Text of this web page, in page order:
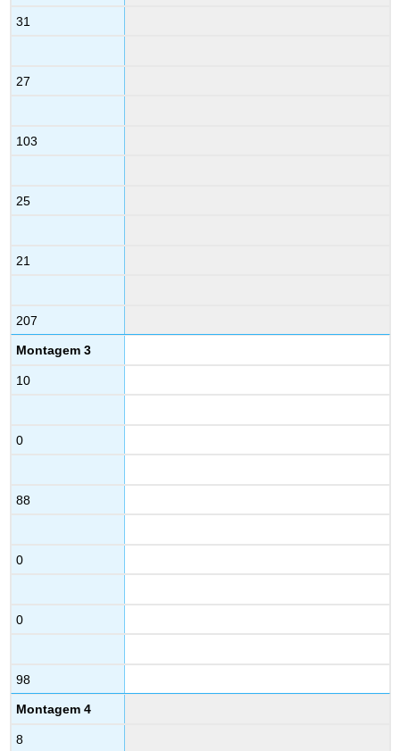
31
27
103
25
21
207
Montagem 3
10
0
88
0
0
98
Montagem 4
8